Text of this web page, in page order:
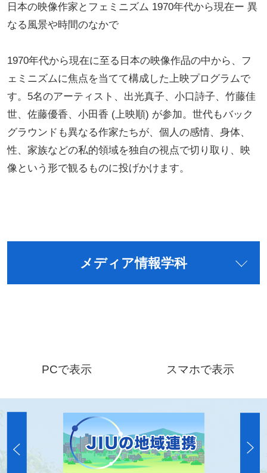
日本の映像作家とフェミニズム 1970年代から現在ー 異
なる風景や時間のなかで
1970年代から現在に至る日本の映像作品の中から、フ
ェミニズムに焦点を当てて構成した上映プログラムで
す。5名のアーティスト、出光真子、小口詩子、竹藤佳
世、佐藤優香、小田香 (上映順) が参加。世代もバック
グラウンドも異なる作家たちが、個人の感情、身体、
性、家族などの私的領域を独自の視点で切り取り、映
像という形で観るものに投げかけます。
メディア情報学科
PCで表示 スマホで表示